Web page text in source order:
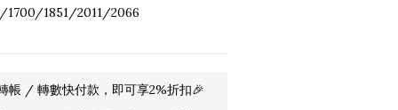
1700/1851/2011/2066
帳 / 轉數快付款，即可享2%折扣🎉